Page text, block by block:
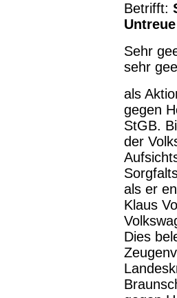
Betrifft:
Sehr
sehr
als
gegen
StGB.
der
als er
Klaus
Dies